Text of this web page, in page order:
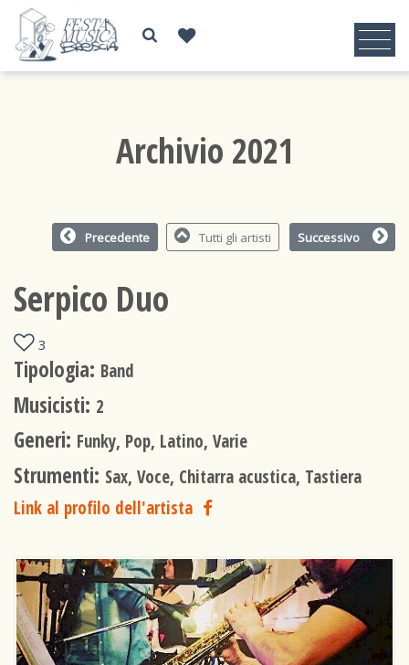
Archivio 2021
Precedente Tutti gli artisti Successivo
Serpico Duo
3
Tipologia: Band
Musicisti: 2
Generi: Funky, Pop, Latino, Varie
Strumenti: Sax, Voce, Chitarra acustica, Tastiera
Link al profilo dell'artista